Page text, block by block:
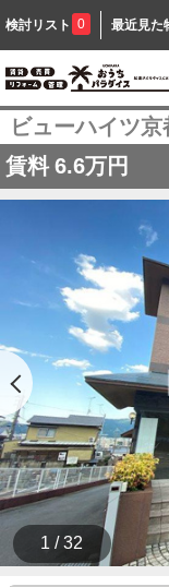
検討リスト 0 最近見た
ビューハイツ
賃料 6.6万円
1 / 32